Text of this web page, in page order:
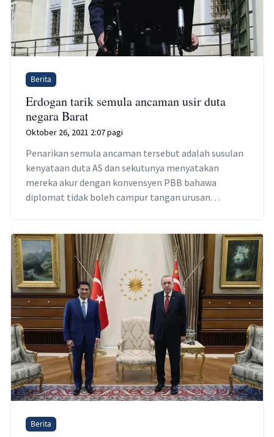
Berita
Erdogan tarik semula ancaman usir duta
negara Barat
Oktober 26, 2021 2:07 pagi
Penarikan semula ancaman tersebut adalah susulan
kenyataan duta AS dan sekutunya menyatakan
mereka akur dengan konvensyen PBB bahawa
diplomat tidak boleh campur tangan urusan
Berita